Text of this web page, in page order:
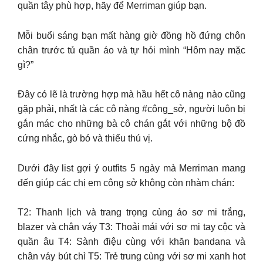
quần tây phù hợp, hãy để Merriman giúp bạn.
Mỗi buổi sáng bạn mất hàng giờ đồng hồ đứng chôn
chân trước tủ quần áo và tự hỏi mình “Hôm nay mặc
gì?”
Đây có lẽ là trường hợp mà hầu hết cô nàng nào cũng
gặp phải, nhất là các cô nàng #công_sở, người luôn bị
gắn mác cho những bà cô chán gắt với những bộ đồ
cứng nhắc, gò bó và thiếu thú vị.
Dưới đây list gợi ý outfits 5 ngày mà Merriman mang
đến giúp các chị em công sở không còn nhàm chán:
T2: Thanh lịch và trang trọng cùng áo sơ mi trắng,
blazer và chân váy T3: Thoải mái với sơ mi tay cộc và
quần âu T4: Sành điệu cùng với khăn bandana và
chân váy bút chì T5: Trẻ trung cùng với sơ mi xanh hot